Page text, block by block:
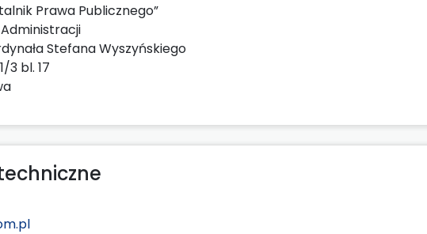
Prawa Publicznego”
Administracji
Stefana Wyszyńskiego
3 bl. 17